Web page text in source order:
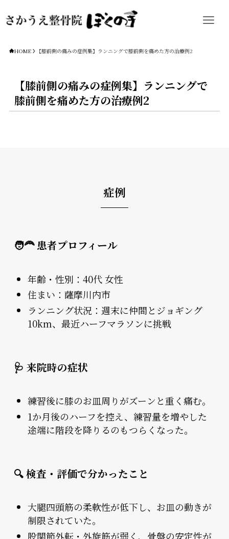
HOME 【膝前側の痛みの症例集】ランニングで膝前側を痛めた方の治療例2
【膝前側の痛みの症例集】ランニングで
膝前側を痛めた方の治療例2
症例
🧑‍🦰 患者プロフィール
年齢・性別：40代 女性
住まい：薩摩川内市
ランニング状況：週末に仲間とジョギング
10km、最近ハーフマラソンに挑戦
🩺 来院時の症状
練習後に膝のお皿周りがズーンと重く痛む。
1か月後のハーフを控え、練習量を増やした
途端に階段を降りるのもつらくなった。
🔍 検査・評価で分かったこと
大腿四頭筋の柔軟性が低下し、お皿の動きが
制限されていた。
股関節外転・外旋筋が弱く、骨盤の安定性が